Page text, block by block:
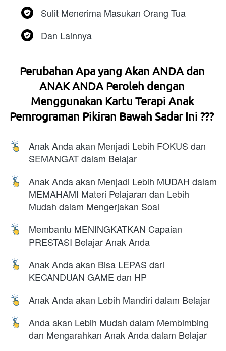
Sulit Menerima Masukan Orang Tua
Dan Lainnya
Perubahan Apa yang Akan ANDA dan
ANAK ANDA Peroleh dengan
Menggunakan Kartu Terapi Anak
Pemrograman Pikiran Bawah Sadar Ini ???
Anak Anda akan Menjadi Lebih FOKUS dan
SEMANGAT dalam Belajar
Anak Anda akan Menjadi Lebih MUDAH dalam
MEMAHAMI Materi Pelajaran dan Lebih
Mudah dalam Mengerjakan Soal
Membantu MENINGKATKAN Capaian
PRESTASI Belajar Anak Anda
Anak Anda akan Bisa LEPAS dari
KECANDUAN GAME dan HP
Anak Anda akan Lebih Mandiri dalam Belajar
Anda akan Lebih Mudah dalam Membimbing
dan Mengarahkan Anak Anda dalam Belajar